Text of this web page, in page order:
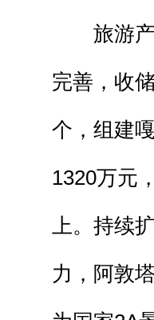
旅游产
完善，收
个，组建
1320万元
上。持续
力，阿敦